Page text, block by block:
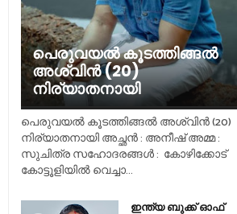
പെരുവയൽ കൂടത്തിങ്ങൽ
അശ്വിൻ (20)
നിര്യാതനായി
പെരുവയൽ കൂടത്തിങ്ങൽ അശ്വിൻ (20)
നിര്യാതനായി അച്ഛൻ : അനീഷ് അമ്മ :
സുചിത്ര സഹോദരങ്ങൾ : കോഴിക്കോട്
കോട്ടൂളിയിൽ വെച്ചാ...
ഇന്ത്യ ബുക്ക് ഓഫ്